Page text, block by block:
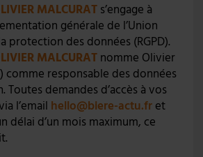
MALCURATs’engage à
générale de l’Union
protection des données (RGPD).
MALCURATnomme Olivier
comme responsable des données
Toutes demandes d’accès à vos
l’email hello@biere-actu.fret
délai d’un mois maximum, ce